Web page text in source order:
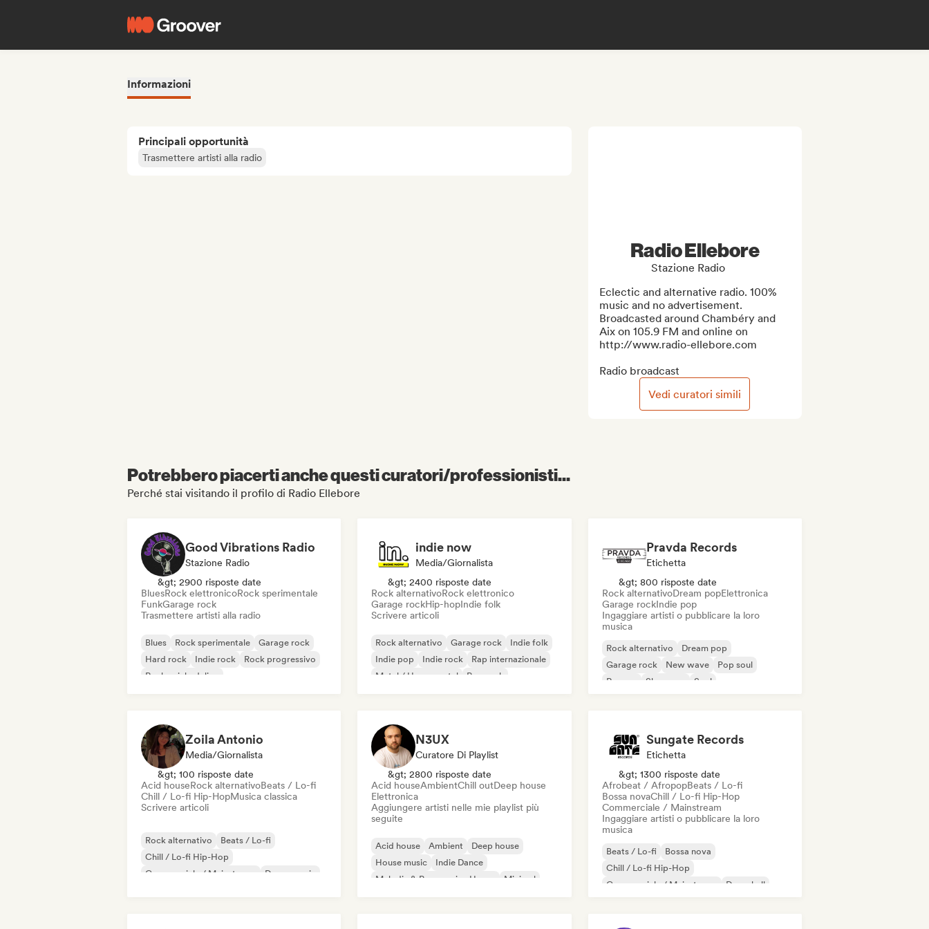
Informazioni
Principali opportunità
Trasmettere artisti alla radio
Radio Ellebore
Stazione Radio
Eclectic and alternative radio. 100%
music and no advertisement.
Broadcasted around Chambéry and
Aix on 105.9 FM and online on
http://www.radio-ellebore.com
Radio broadcast
Vedi curatori simili
Potrebbero piacerti anche questi curatori/professionisti...
Perché stai visitando il profilo di Radio Ellebore
Good Vibrations Radio
Stazione Radio
&gt; 2900 risposte date
BluesRock elettronicoRock sperimentale
FunkGarage rock
Trasmettere artisti alla radio
Blues Rock sperimentale
Garage rock
Hard rock
Indie rock
Rock progressivo
Rock psichedelico
indie now
Media/Giornalista
&gt; 2400 risposte date
Rock alternativoRock elettronico
Garage rockHip-hopIndie folk
Scrivere articoli
Rock alternativo Garage rock
Indie folk
Indie pop
Indie rock
Rap internazionale
Metal / Heavy metal
Pop rock
Pravda Records
Etichetta
&gt; 800 risposte date
Rock alternativoDream popElettronica
Garage rockIndie pop
Ingaggiare artisti o pubblicare la loro
musica
Rock alternativo
Dream pop
Garage rock
New wave
Pop soul
Reggae
Shoegaze Soul
Zoila Antonio
Media/Giornalista
&gt; 100 risposte date
Acid houseRock alternativoBeats / Lo-fi
Chill / Lo-fi Hip-HopMusica classica
Scrivere articoli
Rock alternativo
Beats / Lo-fi
Chill / Lo-fi Hip-Hop
Commerciale / Mainstream
Dance music
N3UX
Curatore Di Playlist
&gt; 2800 risposte date
Acid houseAmbientChill outDeep house
Elettronica
Aggiungere artisti nelle mie playlist più
seguite
Acid house Ambient
Deep house
House music
Indie Dance
Melodic & Progressive House
Minimal
Sungate Records
Etichetta
&gt; 1300 risposte date
Afrobeat / AfropopBeats / Lo-fi
Bossa novaChill / Lo-fi Hip-Hop
Commerciale / Mainstream
Ingaggiare artisti o pubblicare la loro
musica
Beats / Lo-fi
Bossa nova
Chill / Lo-fi Hip-Hop
Commerciale / Mainstream
Dancehall